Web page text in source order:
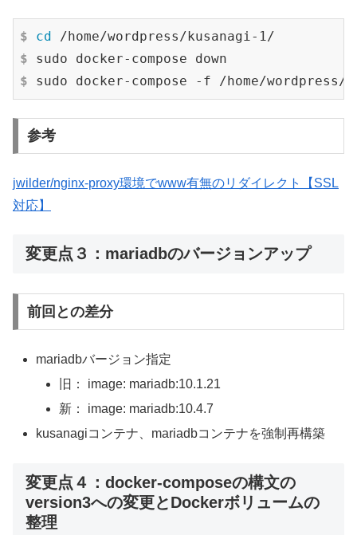
$ cd /home/wordpress/kusanagi-1/
$ sudo docker-compose down
$ sudo docker-compose -f /home/
参考
jwilder/nginx-proxy環境でwww有無のリダイレクト【SSL
対応】
変更点３：mariadbのバージョンアップ
前回との差分
mariadbバージョン指定
旧： image: mariadb:10.1.21
新： image: mariadb:10.4.7
kusanagiコンテナ、mariadbコンテナを強制再構築
変更点４：docker-composeの構文の
version3への変更とDockerボリュームの
整理